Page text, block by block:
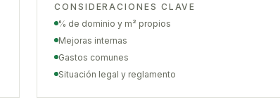
CONSIDERACIONES CLAVE
% de dominio y m² propios
Mejoras internas
Gastos comunes
Situación legal y reglamento